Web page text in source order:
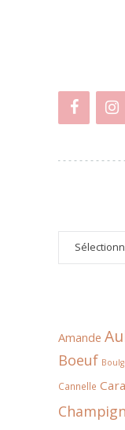
Amande
Boeuf
Cannelle